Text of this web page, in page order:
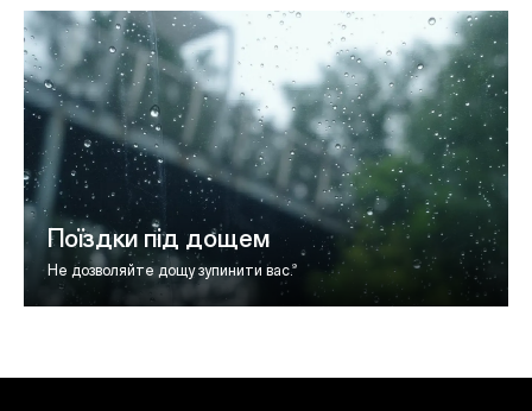
Поїздки під дощем
Не дозволяйте дощу зупинити вас.9